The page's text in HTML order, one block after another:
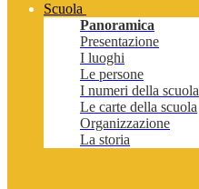
Scuola
Panoramica
Presentazione
I luoghi
Le persone
I numeri della scuola
Le carte della scuola
Organizzazione
La storia